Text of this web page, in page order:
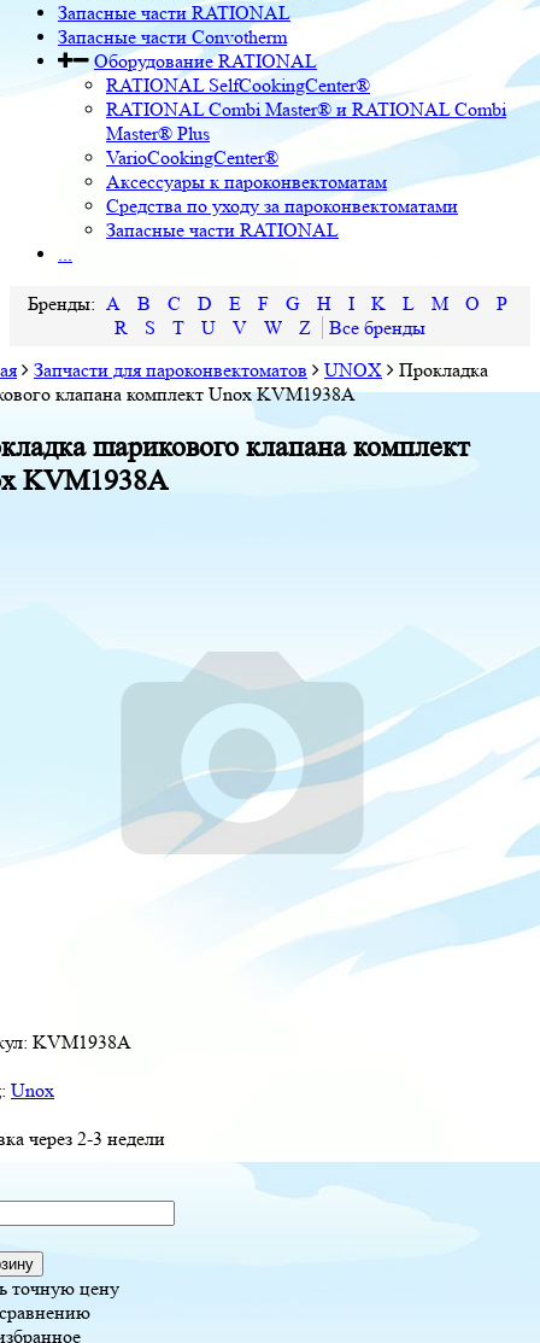
Запасные части RATIONAL
Запасные части Convotherm
Оборудование RATIONAL
RATIONAL SelfCookingCenter®
RATIONAL Combi Master® и RATIONAL Combi
Master® Plus
VarioCookingCenter®
Аксессуары к пароконвектоматам
Средства по уходу за пароконвектоматами
Запасные части RATIONAL
...
A B C D E F G H I K L M O
P
R
S T U V W
Z
Запчасти для пароконвектоматов UNOX
Прокладка
клапана комплект Unox KVM1938A
шарикового клапана комплект
KVM1938A
KVM1938A
Unox
через 2-3 недели
точную цену